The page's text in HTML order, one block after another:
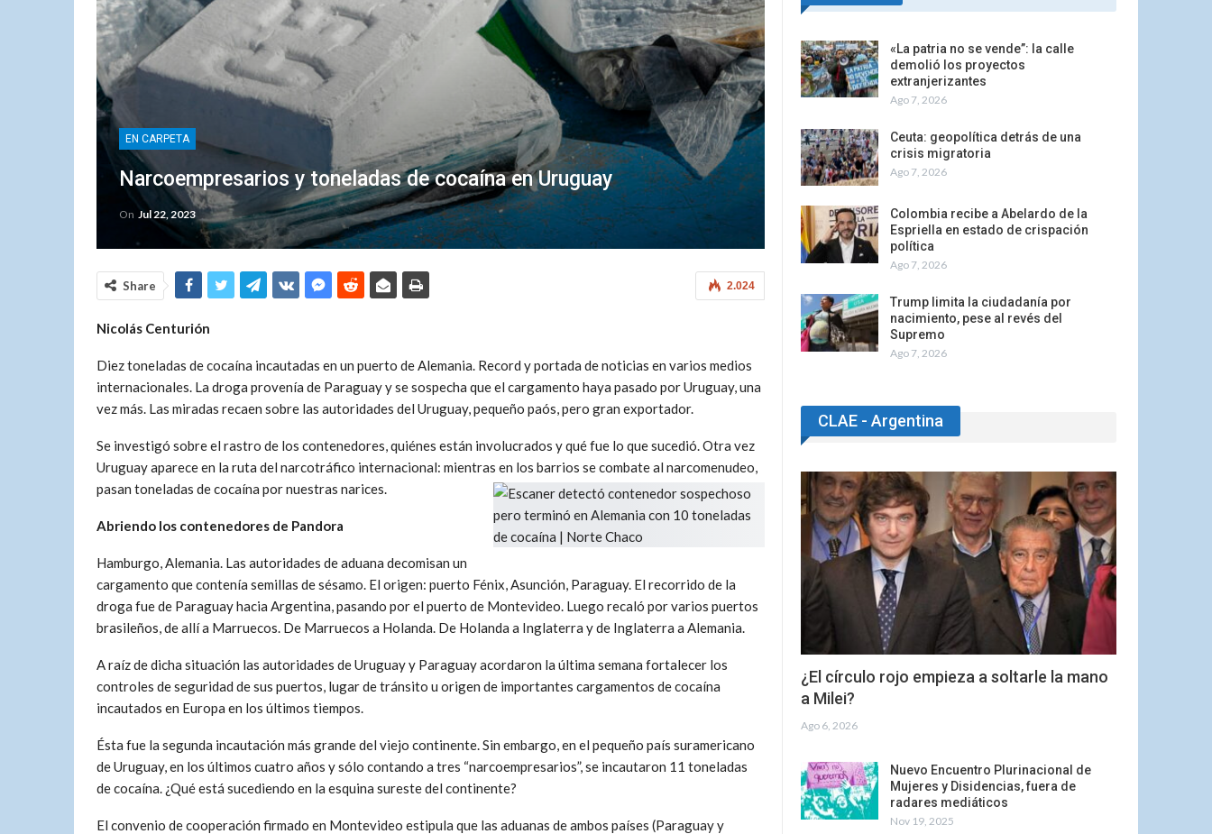
EN CARPETA
Narcoempresarios y toneladas de cocaína en Uruguay
On Jul 22, 2023
2.024
Share
Nicolás Centurión
Diez toneladas de cocaína incautadas en un puerto de Alemania. Record y portada de noticias en varios medios
internacionales. La droga provenía de Paraguay y se sospecha que el cargamento haya pasado por Uruguay, una
vez más. Las miradas recaen sobre las autoridades del Uruguay, pequeño paós, pero gran exportador.
Se investigó sobre el rastro de los contenedores, quiénes están involucrados y qué fue lo que sucedió. Otra vez
Uruguay aparece en la ruta del narcotráfico internacional: mientras en los barrios se combate al narcomenudeo,
pasan toneladas de cocaína por nuestras narices.
Abriendo los contenedores de Pandora
Hamburgo, Alemania. Las autoridades de aduana decomisan un
cargamento que contenía semillas de sésamo. El origen: puerto Fénix, Asunción, Paraguay. El recorrido de la
droga fue de Paraguay hacia Argentina, pasando por el puerto de Montevideo. Luego recaló por varios puertos
brasileños, de allí a Marruecos. De Marruecos a Holanda. De Holanda a Inglaterra y de Inglaterra a Alemania.
A raíz de dicha situación las autoridades de Uruguay y Paraguay acordaron la última semana fortalecer los
controles de seguridad de sus puertos, lugar de tránsito u origen de importantes cargamentos de cocaína
incautados en Europa en los últimos tiempos.
Ésta fue la segunda incautación más grande del viejo continente. Sin embargo, en el pequeño país suramericano
de Uruguay, en los últimos cuatro años y sólo contando a tres “narcoempresarios”, se incautaron 11 toneladas
de cocaína. ¿Qué está sucediendo en la esquina sureste del continente?
El convenio de cooperación firmado en Montevideo estipula que las aduanas de ambos países (Paraguay y
«La patria no se vende”: la calle
demolió los proyectos
extranjerizantes
Ago 7, 2026
Ceuta: geopolítica detrás de una
crisis migratoria
Ago 7, 2026
Colombia recibe a Abelardo de la
Espriella en estado de crispación
política
Ago 7, 2026
Trump limita la ciudadanía por
nacimiento, pese al revés del
Supremo
Ago 7, 2026
CLAE - Argentina
¿El círculo rojo empieza a soltarle la mano
a Milei?
Ago 6, 2026
Nuevo Encuentro Plurinacional de
Mujeres y Disidencias, fuera de
radares mediáticos
Nov 19, 2025